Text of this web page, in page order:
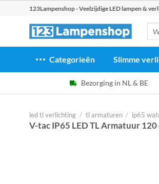
123Lampenshop - Veelzijdige LED lampen &
Categorieën Slimme
Bezorging in NL & BE
led tl verlichting / tl armaturen / ip65
V-tac IP65 LED TL Armatuur